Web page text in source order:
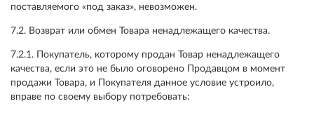
поставляемого «под заказ», невозможен.
7.2. Возврат или обмен Товара ненадлежащего качества.
7.2.1. Покупатель, которому продан Товар ненадлежащего
качества, если это не было оговорено Продавцом в момент
продажи Товара, и Покупателя данное условие устроило,
вправе по своему выбору потребовать: